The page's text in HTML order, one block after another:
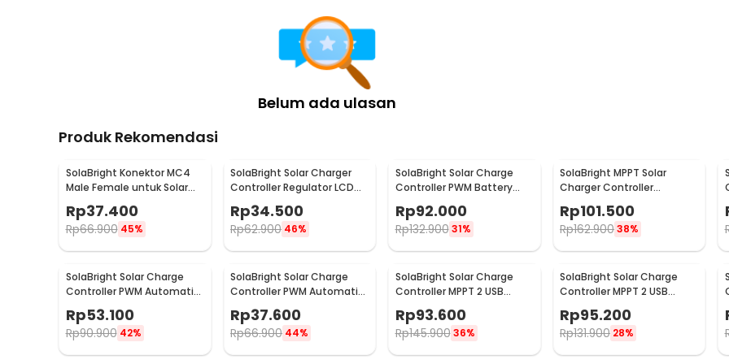
Belum ada ulasan
Produk Rekomendasi
SolaBright Konektor MC4
Male Female untuk Solar
Panel 10 Pasang
Rp37.400
Rp66.900 45%
SolaBright Solar Charger
Controller Regulator LCD
Dual USB 10A 12V 24V -
W88-A
Rp34.500
Rp62.900 46%
SolaBright Solar Charge
Controller PWM Battery
1688
Rp92.000
Rp132.900 31%
SolaBright MPPT Solar
Charger Controller
30A - MPS36
Rp101.500
Rp162.90038%
SolaBright Solar Charge
Controller PWM Automatic
Recognize 12V/24V 40A -
W88 / SY4024HD
Rp53.100
Rp90.900 42%
SolaBright Solar Charge
Controller PWM Automatic
Recognize 12V/24V 30A -
W88 / SY4024HD
Rp37.600
Rp66.900 44%
SolaBright Solar Charge
Controller MPPT 2 USB
Automatic 12V/24V 10A -
HXC3
Rp93.600
Rp145.900 36%
SolaBright Solar Charge
Controller MPPT 2 USB
HXC3
Rp95.200
Rp131.900 28%